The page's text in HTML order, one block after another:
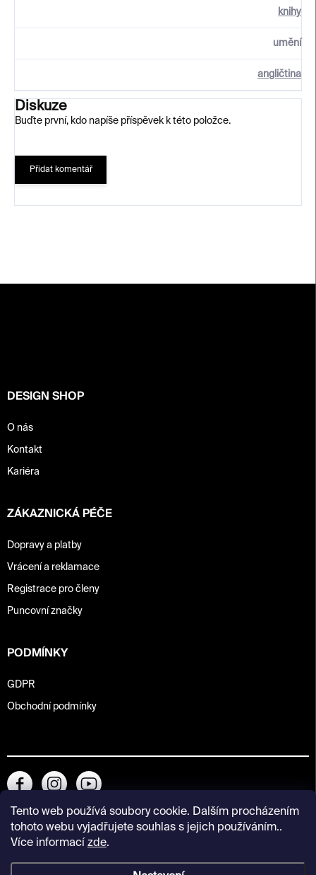
Tento web používá soubory cookie. Dalším procházením
tohoto webu vyjadřujete souhlas s jejich používáním..
Více informací zde.
knihy
umění
angličtina
Diskuze
Buďte první, kdo napíše příspěvek k této položce.
Přidat komentář
DESIGN SHOP
O nás
Kontakt
Kariéra
ZÁKAZNICKÁ PÉČE
Dopravy a platby
Vrácení a reklamace
Registrace pro členy
Puncovní značky
PODMÍNKY
GDPR
Obchodní podmínky